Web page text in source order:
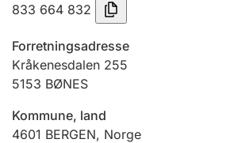
Jeger
Betaling og jegeravgiftskort
Ektepaktveileder
833 664 832
Forretningsadresse
Kråkenesdalen 255
5153 BØNES
Kommune, land
4601 BERGEN, Norge